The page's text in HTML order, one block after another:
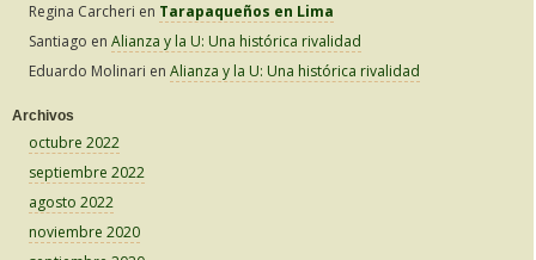
Regina Carcheri en Tarapaqueños en Lima
Santiago en Alianza y la U: Una histórica rivalidad
Eduardo Molinari en Alianza y la U: Una histórica rivalidad
Archivos
octubre 2022
septiembre 2022
agosto 2022
noviembre 2020